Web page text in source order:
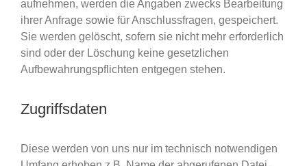
aufnehmen, werden die Angaben zwecks Bearbeitung
ihrer Anfrage sowie für Anschlussfragen, gespeichert.
Sie werden gelöscht, sofern sie nicht mehr erforderlich
sind oder der Löschung keine gesetzlichen
Aufbewahrungspflichten entgegen stehen.
Zugriffsdaten
Diese werden von uns nur im technisch notwendigen